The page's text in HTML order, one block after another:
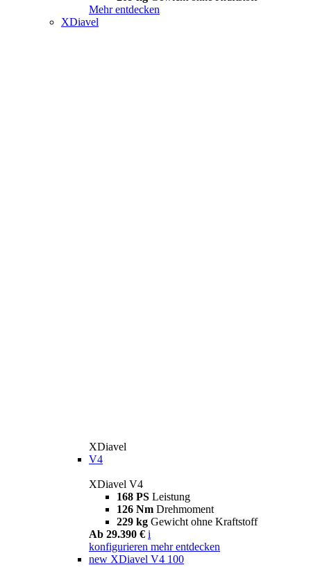
Mehr entdecken
XDiavel
XDiavel
V4
XDiavel V4
168 PS Leistung
126 Nm Drehmoment
229 kg Gewicht ohne Kraftstoff
Ab 29.390 € i
konfigurieren mehr entdecken
new XDiavel V4 100